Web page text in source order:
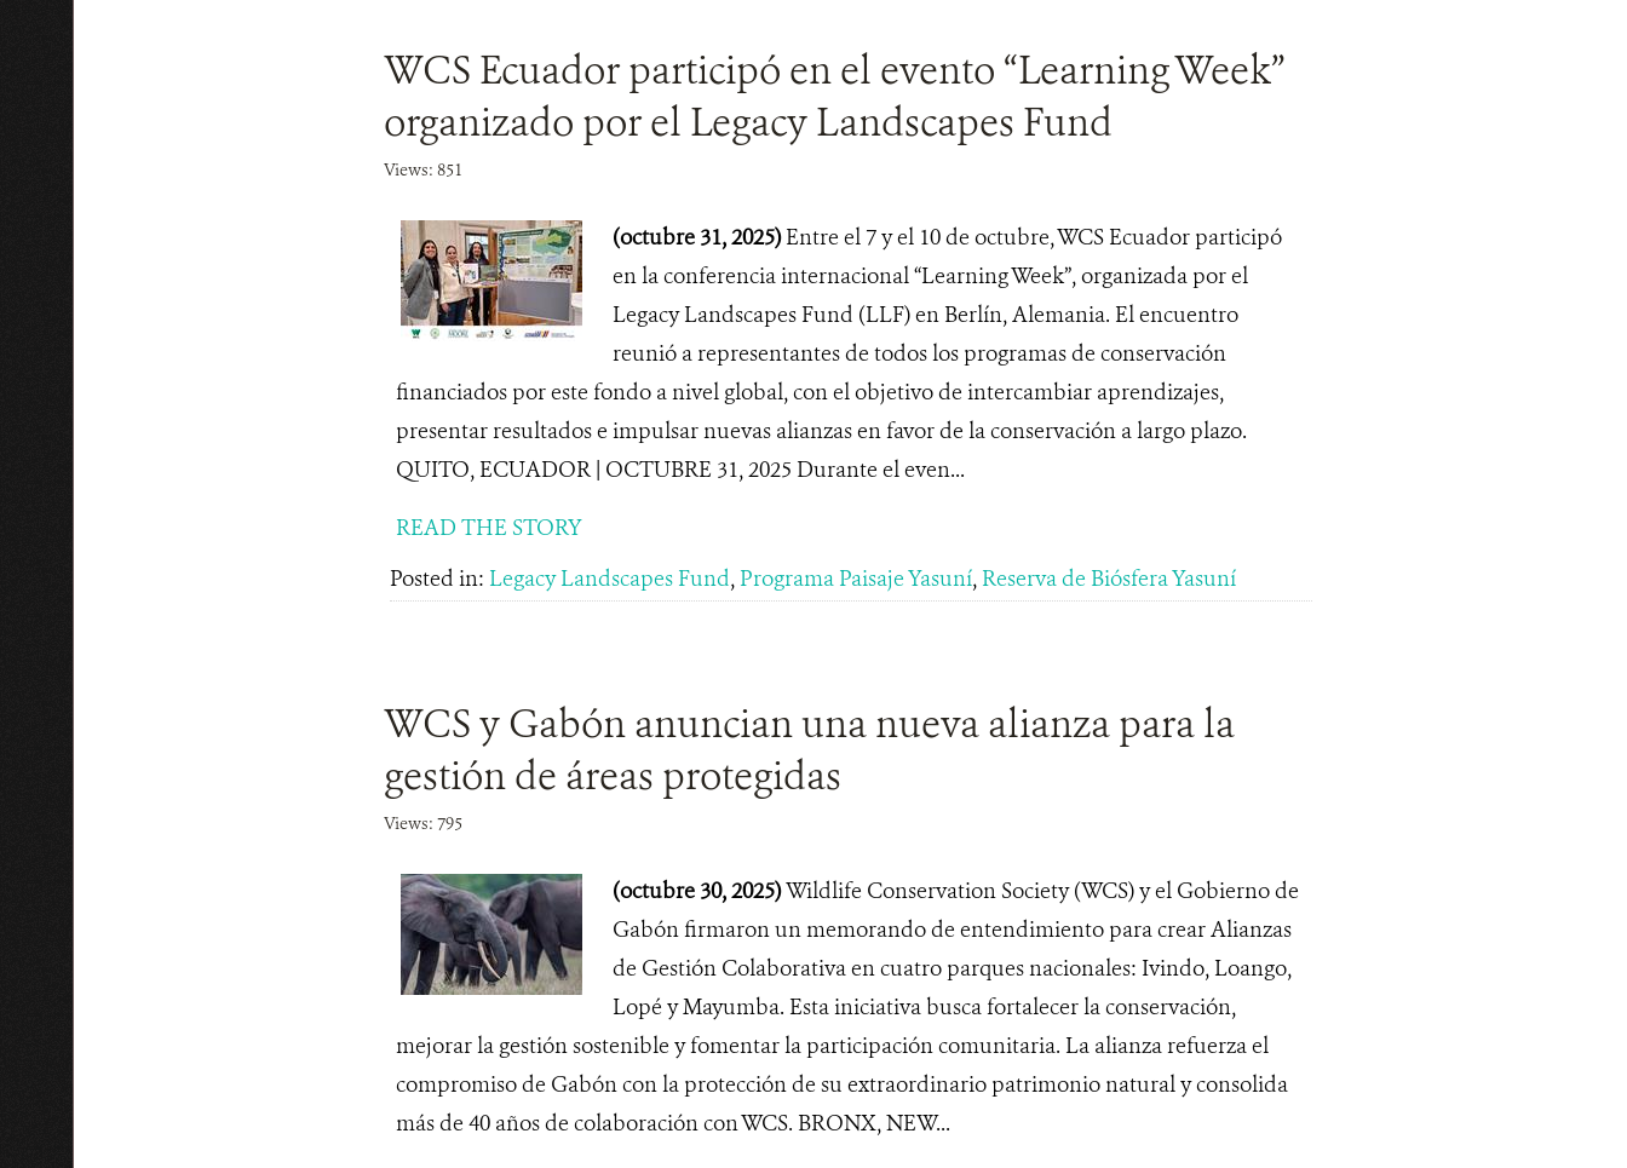
WCS Ecuador participó en el evento “Learning Week”
organizado por el Legacy Landscapes Fund
Views: 851
(octubre 31, 2025)Entre el 7 y el 10 de octubre, WCS Ecuador participó
en la conferencia internacional “Learning Week”, organizada por el
Legacy Landscapes Fund (LLF) en Berlín, Alemania. El encuentro
reunió a representantes de todos los programas de conservación
financiados por este fondo a nivel global, con el objetivo de intercambiar aprendizajes,
presentar resultados e impulsar nuevas alianzas en favor de la conservación a largo plazo.
QUITO, ECUADOR | OCTUBRE 31, 2025 Durante el even...
READ THE STORY
Posted in: Legacy Landscapes Fund, Programa Paisaje Yasuní, Reserva de Biósfera Yasuní
WCS y Gabón anuncian una nueva alianza para la
gestión de áreas protegidas
Views: 795
(octubre 30, 2025)Wildlife Conservation Society (WCS) y el Gobierno de
Gabón firmaron un memorando de entendimiento para crear Alianzas
de Gestión Colaborativa en cuatro parques nacionales: Ivindo, Loango,
Lopé y Mayumba. Esta iniciativa busca fortalecer la conservación,
mejorar la gestión sostenible y fomentar la participación comunitaria. La alianza refuerza el
compromiso de Gabón con la protección de su extraordinario patrimonio natural y consolida
más de 40 años de colaboración con WCS. BRONX, NEW...